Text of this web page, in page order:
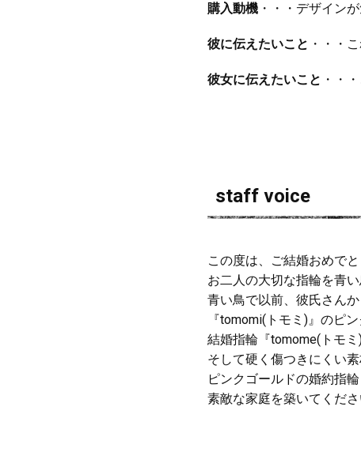
購入動機 ・・・デザイン
彼に伝えたいこと ・・・
彼女に伝えたいこと ・・
staff voice
この度は、ご結婚おめでと
お二人の大切な指輪を青
青い鳥で以前、彼氏さん
『tomomi(トモミ)』のピ
結婚指輪『tomome(トモ
そして硬く傷つきにくい
ピンクゴールドの婚約指
素敵な家庭を築いてくだ